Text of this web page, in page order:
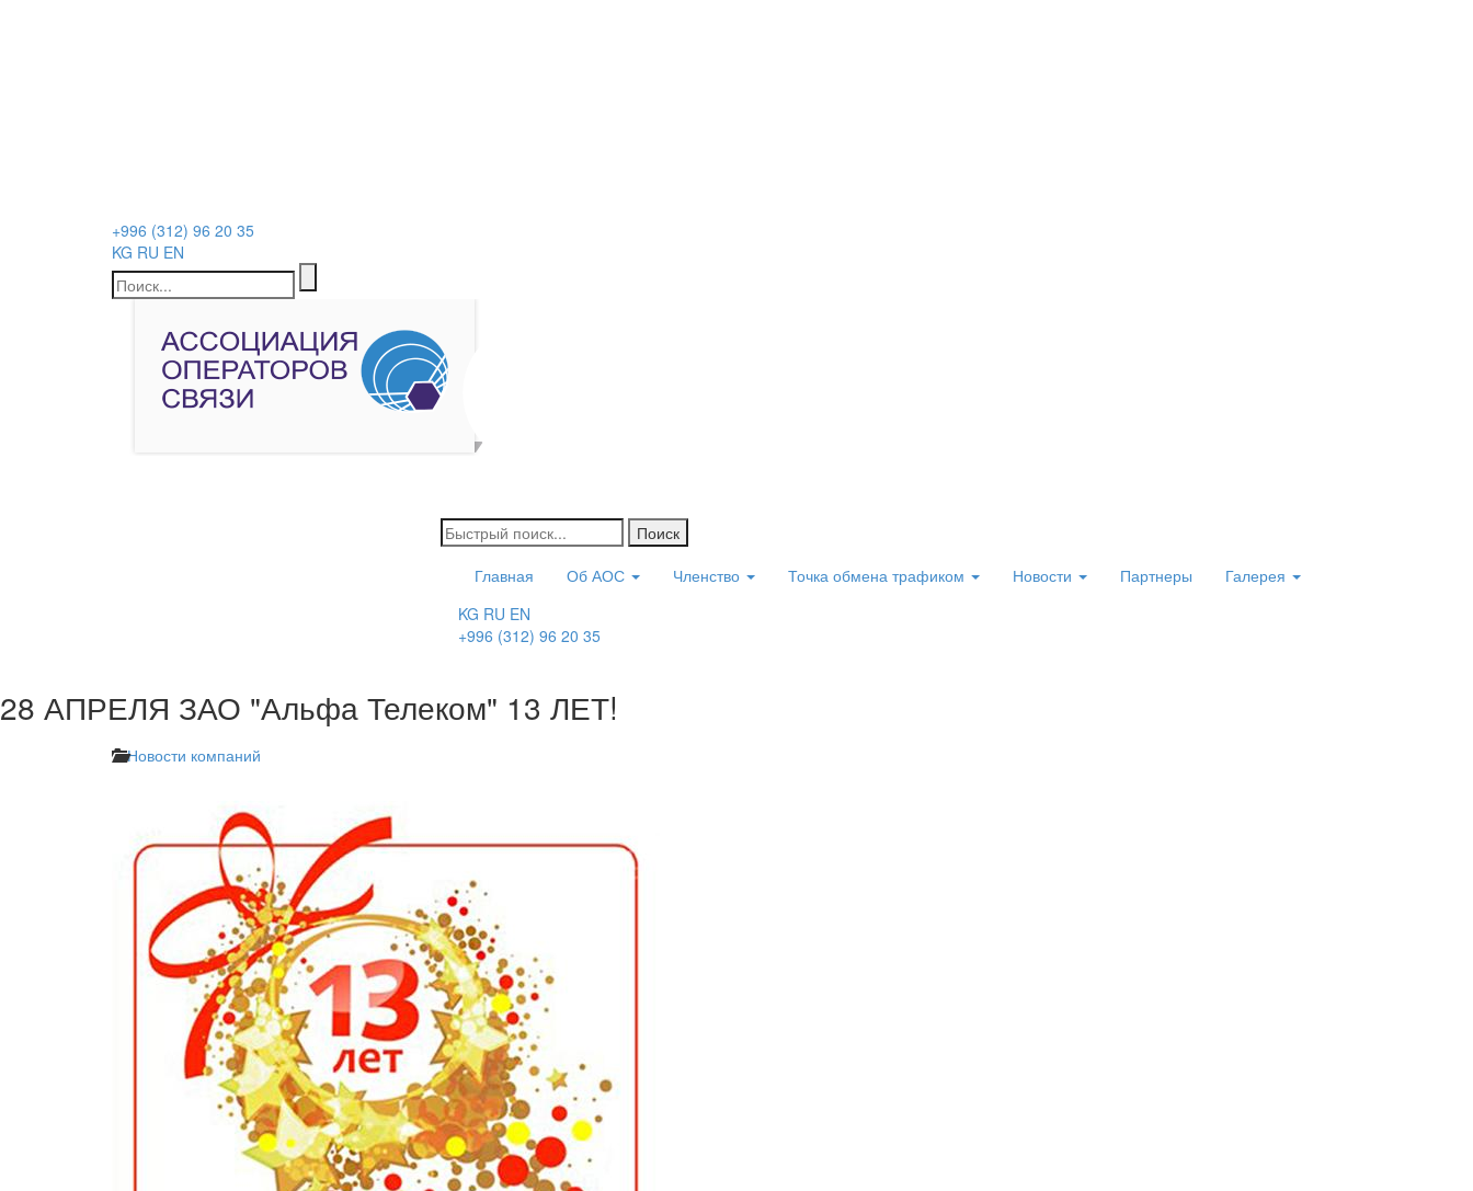
+996 (312) 96 20 35
KG RU EN
Главная Об АОС Членство Точка обмена трафиком Новости Партнеры
Галерея
KG RU EN
+996 (312) 96 20 35
28 АПРЕЛЯ ЗАО "Альфа Телеком" 13 ЛЕТ!
Новости компаний